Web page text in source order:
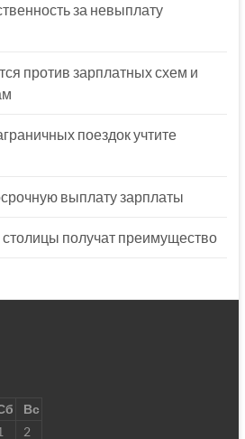
за невыплату
против зарплатных схем и
поездок учтите
выплату зарплаты
получат преимущество
Вс
2